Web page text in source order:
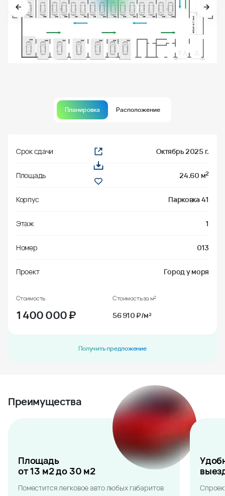
Планировка Расположение
Срок сдачи Октябрь 2025 г.
Площадь 24.60 м2
Корпус Парковка 41
Этаж 1
Номер 013
Проект Город у моря
Стоимость
1 400 000₽
Стоимость за м²
56 910 ₽/м²
Получить предложение
Преимущества
Площадь
от 13 м2 до 30 м2
Поместится легковое авто любых габаритов